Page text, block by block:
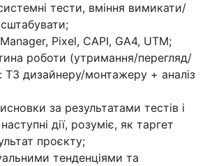
тести, вміння вимикати/
Pixel, CAPI, GA4, UTM;
роботи (утримання/перегляд/
ТЗ дизайнеру/монтажеру + аналіз
за результатами тестів і
дії, розуміє, як таргет
проєкту;
тенденціями та